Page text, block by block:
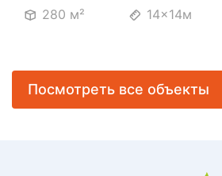
280 м² 14x14м
Посмотреть все объекты